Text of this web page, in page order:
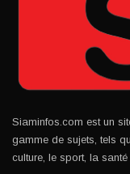
Siaminfos.com est un
gamme de sujets, tels
culture, le sport, la